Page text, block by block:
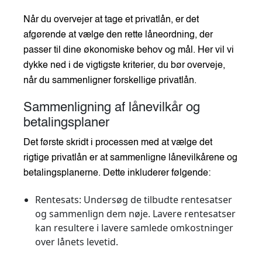
Når du overvejer at tage et privatlån, er det
afgørende at vælge den rette låneordning, der
passer til dine økonomiske behov og mål. Her vil vi
dykke ned i de vigtigste kriterier, du bør overveje,
når du sammenligner forskellige privatlån.
Sammenligning af lånevilkår og
betalingsplaner
Det første skridt i processen med at vælge det
rigtige privatlån er at sammenligne lånevilkårene og
betalingsplanerne. Dette inkluderer følgende:
Rentesats: Undersøg de tilbudte rentesatser
og sammenlign dem nøje. Lavere rentesatser
kan resultere i lavere samlede omkostninger
over lånets levetid.